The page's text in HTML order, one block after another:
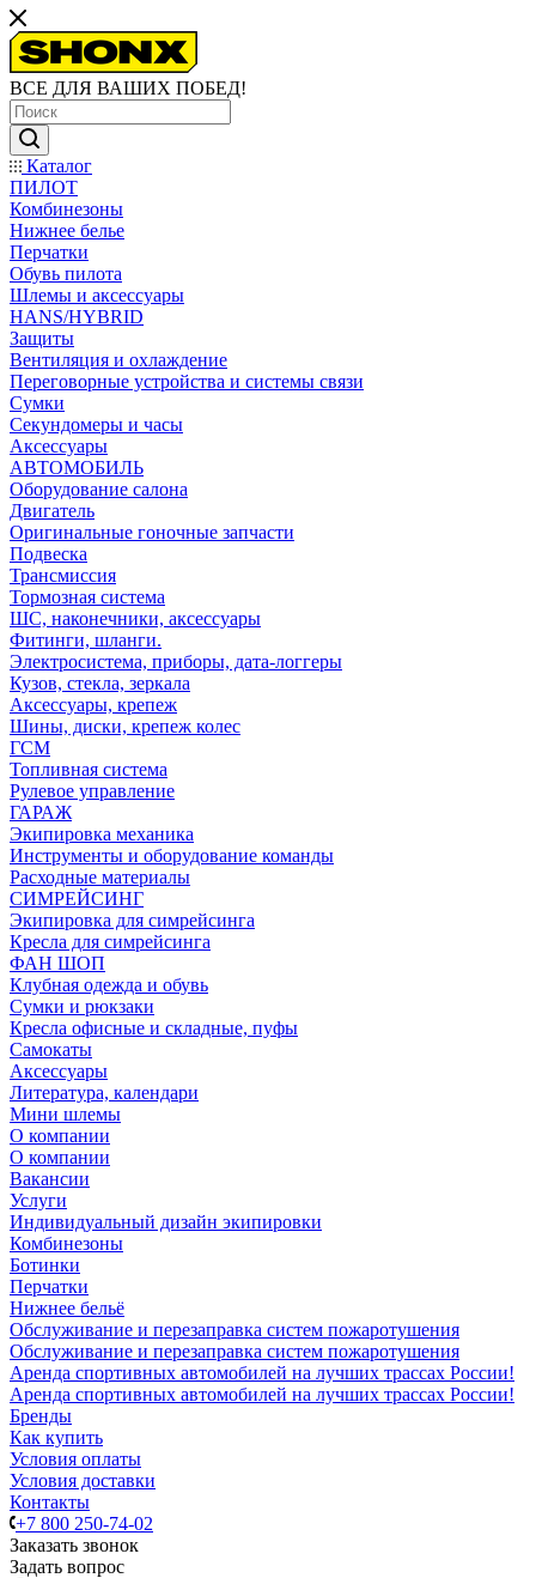
ВСЕ ДЛЯ ВАШИХ ПОБЕД!
Каталог
ПИЛОТ
Комбинезоны
Нижнее белье
Перчатки
Обувь пилота
Шлемы и аксессуары
HANS/HYBRID
Защиты
Вентиляция и охлаждение
Переговорные устройства и системы связи
Сумки
Секундомеры и часы
Аксессуары
АВТОМОБИЛЬ
Оборудование салона
Двигатель
Оригинальные гоночные запчасти
Подвеска
Трансмиссия
Тормозная система
ШС, наконечники, аксессуары
Фитинги, шланги.
Электросистема, приборы, дата-логгеры
Кузов, стекла, зеркала
Аксессуары, крепеж
Шины, диски, крепеж колес
ГСМ
Топливная система
Рулевое управление
ГАРАЖ
Экипировка механика
Инструменты и оборудование команды
Расходные материалы
СИМРЕЙСИНГ
Экипировка для симрейсинга
Кресла для симрейсинга
ФАН ШОП
Клубная одежда и обувь
Сумки и рюкзаки
Кресла офисные и складные, пуфы
Самокаты
Аксессуары
Литература, календари
Мини шлемы
О компании
О компании
Вакансии
Услуги
Индивидуальный дизайн экипировки
Комбинезоны
Ботинки
Перчатки
Нижнее бельё
Обслуживание и перезаправка систем пожаротушения
Обслуживание и перезаправка систем пожаротушения
Аренда спортивных автомобилей на лучших трассах России!
Аренда спортивных автомобилей на лучших трассах России!
Бренды
Как купить
Условия оплаты
Условия доставки
Контакты
+7 800 250-74-02
Заказать звонок
Задать вопрос